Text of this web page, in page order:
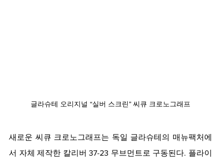
글라슈테 오리지널 “실버 스크린” 씨큐 크로노그래프
새로운 씨큐 크로노그래프는 독일 글라슈테의 매뉴팩처에
서 자체 제작한 칼리버 37-23 무브먼트로 구동된다. 플라이